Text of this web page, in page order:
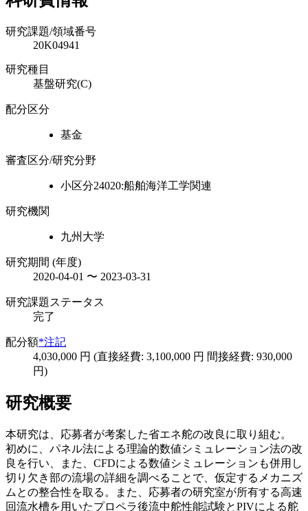
研究課題/領域番号
20K04941
研究種目
基盤研究(C)
配分区分
基金
審査区分/研究分野
小区分24020:船舶海洋工学関連
研究機関
九州大学
研究期間 (年度)
2020-04-01 〜 2023-03-31
研究課題ステータス
完了
配分額*注記
4,030,000 円 (直接経費: 3,100,000 円 間接経費: 930,000
円)
研究概要
本研究は、応募者が考案した省エネ舵の改良に取り組む。
初めに、パネル法による理論的数値シミュレーション法の改
良を行い、また、CFDによる数値シミュレーションも併用し
切り欠き部の流場の詳細を調べることで、仮定するメカニズ
ムとの整合性を取る。また、応募者の研究室が所有する高速
回流水槽を用いたプロペラ後流中舵性能試験とPIVによる舵